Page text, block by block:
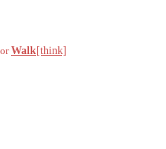
Walk[think]